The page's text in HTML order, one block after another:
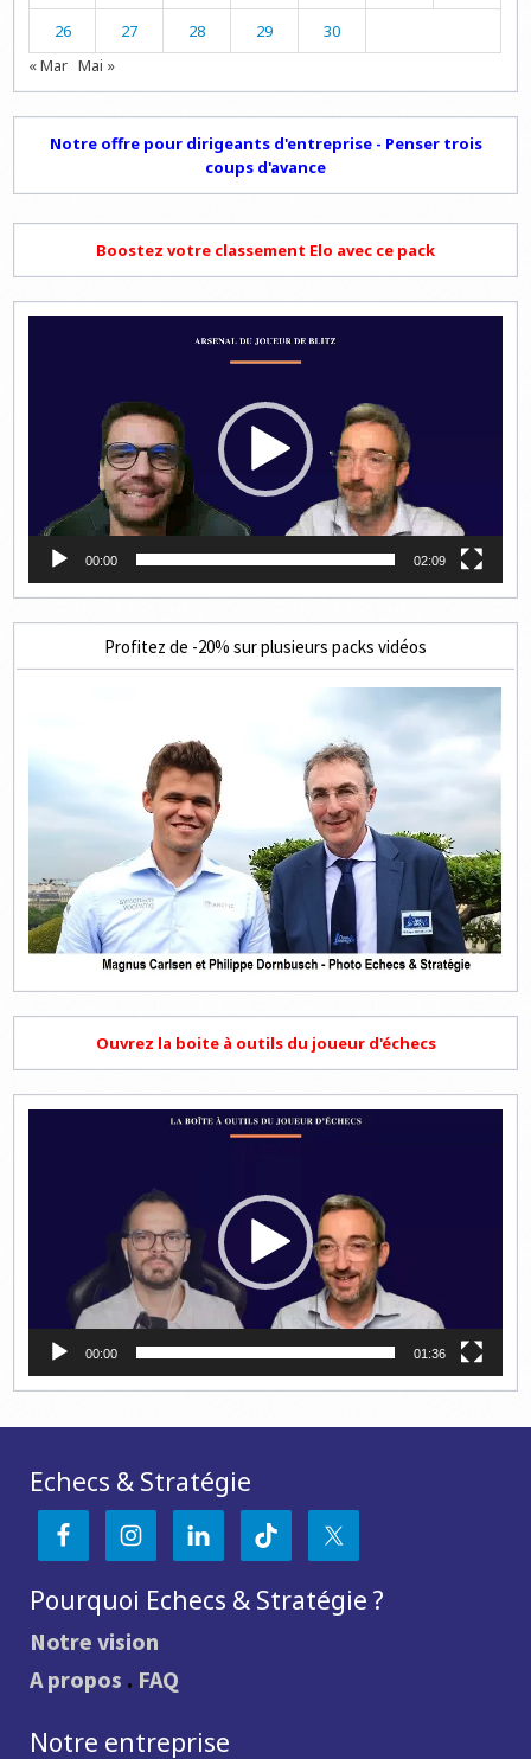
26 27 28 29
30
« Mar Mai »
Notre offre pour dirigeants d'entreprise - Penser trois
coups d'avance
Boostez votre classement Elo avec ce pack
00:00 02:09
Profitez de -20% sur plusieurs packs vidéos
Ouvrez la boite à outils du joueur d'échecs
00:00 01:36
Echecs & Stratégie
Pourquoi Echecs & Stratégie ?
Notre vision
A propos . FAQ
Notre entreprise